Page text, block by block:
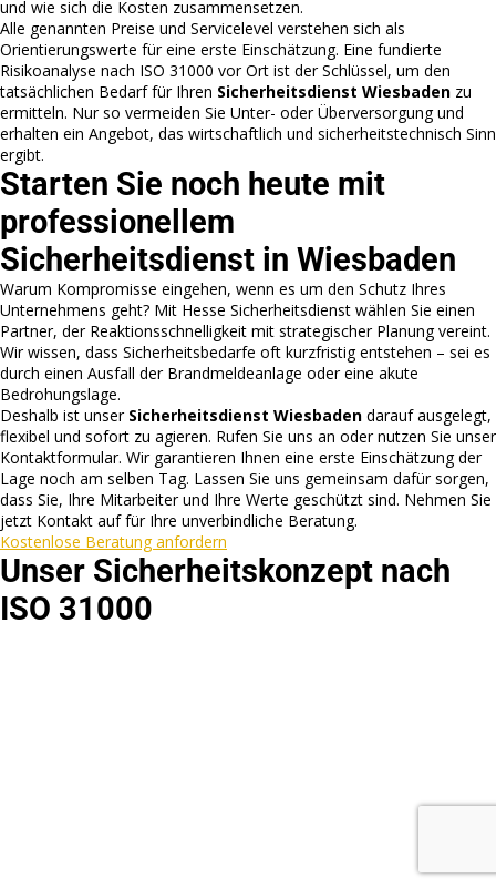
und wie sich die Kosten zusammensetzen.
Alle genannten Preise und Servicelevel verstehen sich als
Orientierungswerte für eine erste Einschätzung. Eine fundierte
Risikoanalyse nach ISO 31000 vor Ort ist der Schlüssel, um den
tatsächlichen Bedarf für Ihren Sicherheitsdienst Wiesbaden zu
ermitteln. Nur so vermeiden Sie Unter- oder Überversorgung und
erhalten ein Angebot, das wirtschaftlich und sicherheitstechnisch Sinn
ergibt.
Starten Sie noch heute mit
professionellem
Sicherheitsdienst in Wiesbaden
Warum Kompromisse eingehen, wenn es um den Schutz Ihres
Unternehmens geht? Mit Hesse Sicherheitsdienst wählen Sie einen
Partner, der Reaktionsschnelligkeit mit strategischer Planung vereint.
Wir wissen, dass Sicherheitsbedarfe oft kurzfristig entstehen – sei es
durch einen Ausfall der Brandmeldeanlage oder eine akute
Bedrohungslage.
Deshalb ist unser Sicherheitsdienst Wiesbaden darauf ausgelegt,
flexibel und sofort zu agieren. Rufen Sie uns an oder nutzen Sie unser
Kontaktformular. Wir garantieren Ihnen eine erste Einschätzung der
Lage noch am selben Tag. Lassen Sie uns gemeinsam dafür sorgen,
dass Sie, Ihre Mitarbeiter und Ihre Werte geschützt sind. Nehmen Sie
jetzt Kontakt auf für Ihre unverbindliche Beratung.
Kostenlose Beratung anfordern
Unser Sicherheitskonzept nach
ISO 31000